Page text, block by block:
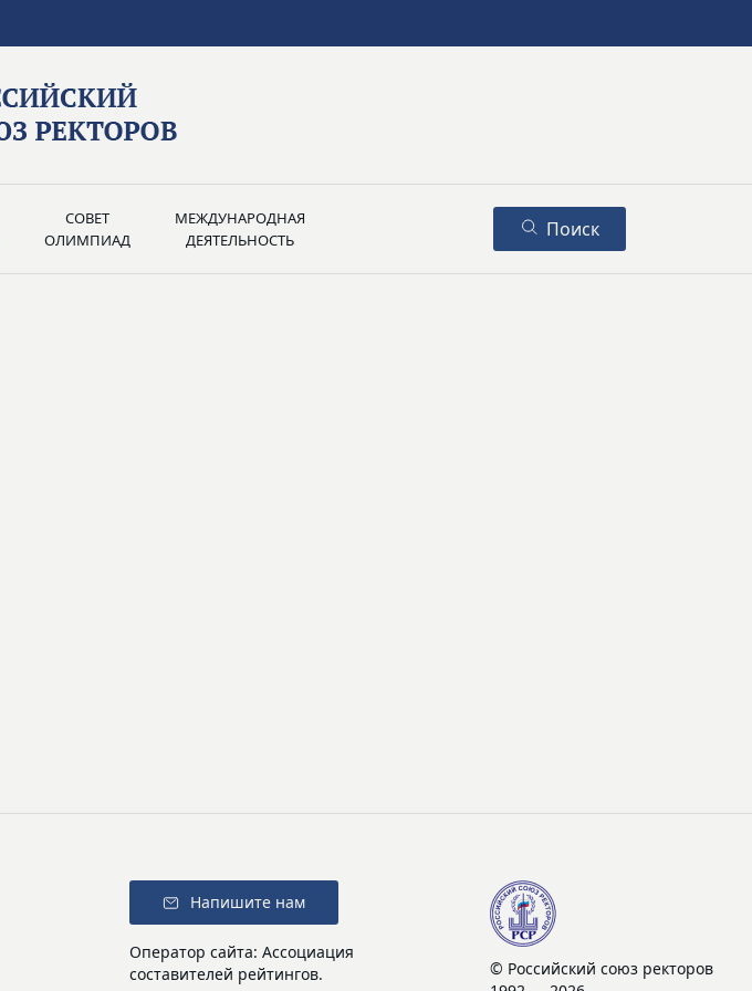
СОВЕТ
ОЛИМПИАД
МЕЖДУНАРОДНАЯ
ДЕЯТЕЛЬНОСТЬ
Поиск
Напишите нам
Оператор сайта: Ассоциация
составителей рейтингов.
© Российский союз ректоров